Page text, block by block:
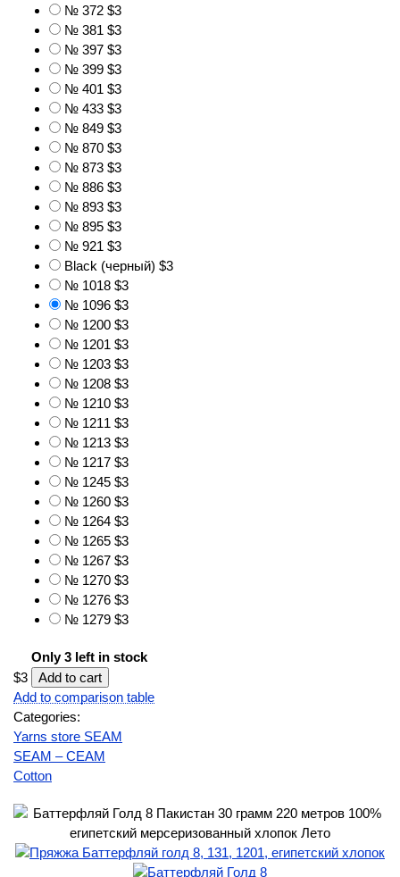
№ 372 $3
№ 381 $3
№ 397 $3
№ 399 $3
№ 401 $3
№ 433 $3
№ 849 $3
№ 870 $3
№ 873 $3
№ 886 $3
№ 893 $3
№ 895 $3
№ 921 $3
Black (черный) $3
№ 1018 $3
№ 1096 $3
№ 1200 $3
№ 1201 $3
№ 1203 $3
№ 1208 $3
№ 1210 $3
№ 1211 $3
№ 1213 $3
№ 1217 $3
№ 1245 $3
№ 1260 $3
№ 1264 $3
№ 1265 $3
№ 1267 $3
№ 1270 $3
№ 1276 $3
№ 1279 $3
Only 3 left in stock
$3
Add to comparison table
Categories:
Yarns store SEAM
SEAM – СЕАМ
Cotton